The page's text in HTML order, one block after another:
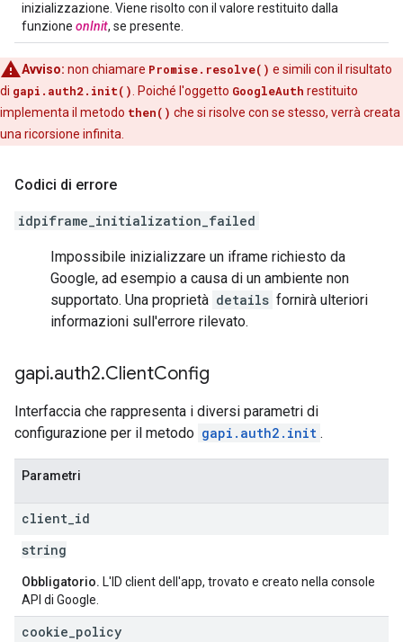
inizializzazione. Viene risolto con il valore restituito dalla
funzione onInit, se presente.
Avviso: non chiamare Promise.resolve() e simili con il risultato
di gapi.auth2.init() . Poiché l'oggetto GoogleAuth restituito
implementa il metodo then() che si risolve con se stesso, verrà creata
una ricorsione infinita.
Codici di errore
idpiframe_initialization_failed
Impossibile inizializzare un iframe richiesto da
Google, ad esempio a causa di un ambiente non
supportato. Una proprietà details fornirà ulteriori
informazioni sull'errore rilevato.
gapi.auth2.ClientConfig
Interfaccia che rappresenta i diversi parametri di
configurazione per il metodo gapi.auth2.init .
Parametri
client id
string
Obbligatorio. L'ID client dell'app, trovato e creato nella console
API di Google.
cookie policy